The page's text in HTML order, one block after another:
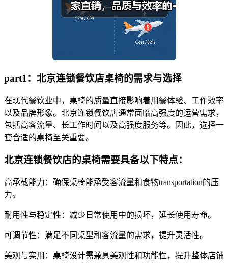
part1：北京连锁餐饮店桌椅的需求与选择
在现代餐饮业中，桌椅的质量直接影响着用餐体验、工作效率
以及品牌形象。北京连锁餐饮店通常面临高强度的运营需求，
包括高客流量、长工作时间以及高强度服务等。因此，选择一
套合适的桌椅至关重要。
北京连锁餐饮店的桌椅需要具备以下特点：
高承载能力：确保桌椅能承受客流量和食物transportation的压
力。
耐用性与稳定性：减少日常使用中的损坏，延长使用寿命。
可调节性：满足不同桌型和客流量的需求，提升灵活性。
美观与实用：桌椅设计需兼具美观性和功能性，提升整体店铺